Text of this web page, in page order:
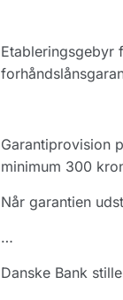
Etableringsgebyr
Garantiprovision
minimum 300
Når garantien
…
Danske Bank